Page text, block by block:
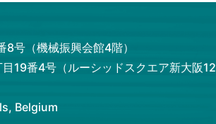
号（機械振興会館4階）
19番4号（ルーシッドスクエア新大阪12
Belgium